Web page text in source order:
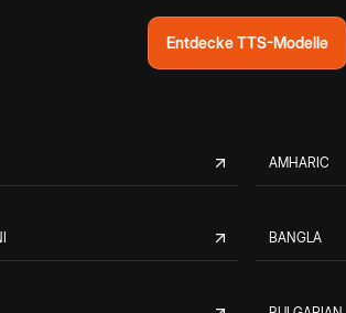
Entdecke TTS-Modelle
AMHARIC
BANGLA